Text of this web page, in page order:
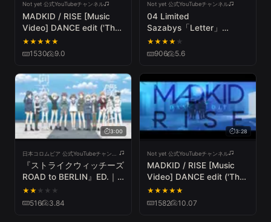
Not yet 公式YouTubeチャンネル
MADKID / RISE [Music
Video] DANCE edit ('The
Rising of the Shield
Hero'Opening Theme)
★★★★★
1530 9.0
Not yet 公式YouTubeチャンネル
04 Limited
Sazabys「Letter」
(Official Music Video)
★★★★ ★
906 5.6
3:00
『ストライクウィッチーズ
ROAD to BERLIN』ED.｜
宮藤芳佳 (CV:福圓美里) /
君の翼に憧れて
★★ ★ ★ ★
516 3.84
3:28
Not yet 公式YouTubeチャンネル
MADKID / RISE [Music
Video] DANCE edit ('The
Rising of the Shield
Hero'Opening Theme)
★★★★★
1582 10.07